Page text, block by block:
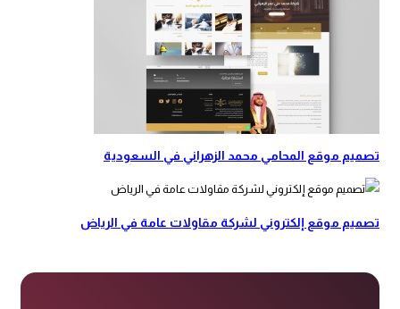
تصميم موقع المحامي محمد الزهراني في السعودية
تصميم موقع إلكتروني لشركة مقاولات عامة في الرياض